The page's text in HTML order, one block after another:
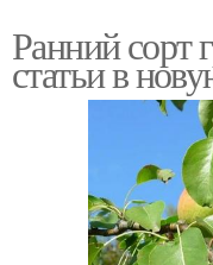
Зимние сорта
Самоплодные
Ранний сорт
статьи в